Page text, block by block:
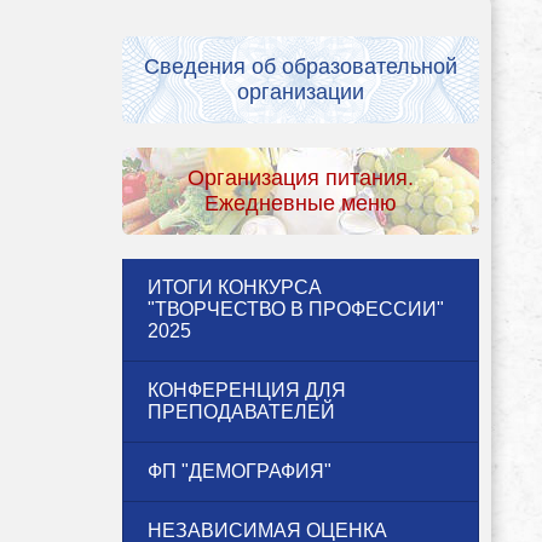
Сведения об образовательной
организации
Организация питания.
Ежедневные меню
ИТОГИ КОНКУРСА
"ТВОРЧЕСТВО В ПРОФЕССИИ"
2025
КОНФЕРЕНЦИЯ ДЛЯ
ПРЕПОДАВАТЕЛЕЙ
ФП "ДЕМОГРАФИЯ"
НЕЗАВИСИМАЯ ОЦЕНКА